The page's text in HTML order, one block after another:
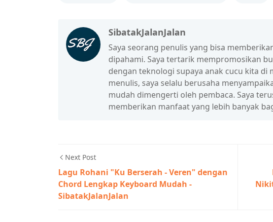
SibatakJalanJalan
Saya seorang penulis yang bisa
dipahami. Saya tertarik mempromosikan
dengan teknologi supaya anak cucu kita di
menulis, saya selalu berusaha
mudah dimengerti oleh pembaca. Saya
memberikan manfaat yang lebih banyak
Next Post
Lagu Rohani "Ku Berserah - Veren" dengan
Chord Lengkap Keyboard Mudah -
SibatakJalanJalan